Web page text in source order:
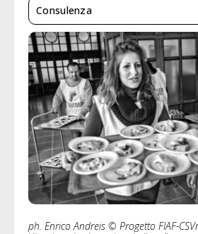
ph. Enrico Andreis © Progetto FIAF-
Consulenza